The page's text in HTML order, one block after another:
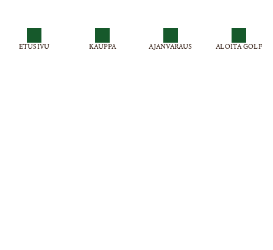
ETUSIVU KAUPPA AJANVARAUS ALOITA GOLF